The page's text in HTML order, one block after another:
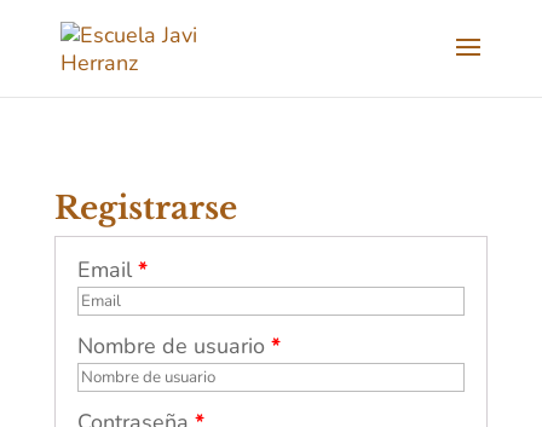
Registrarse
Email*
Nombre de usuario *